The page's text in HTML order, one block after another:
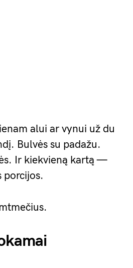
alui ar vynui už du
Bulvės su padažu.
Ir kiekvieną kartą —
porcijos.